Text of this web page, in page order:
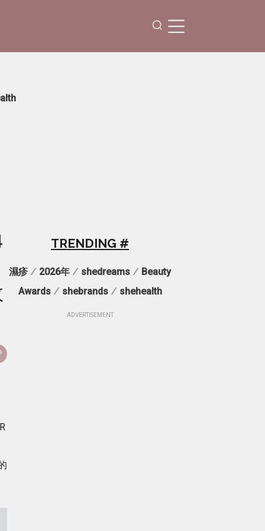
TRENDING #
濕疹 / 2026年 / shedreams / Beauty
Awards/ shebrands/ shehealth
ADVERTISEMENT